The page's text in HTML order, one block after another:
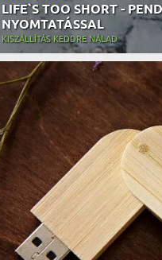
LIFE`S TOO SHORT -
NYOMTATÁSSAL
KISZÁLLÍTÁS KEDDRE NÁLAD